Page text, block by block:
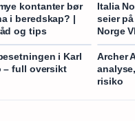
kontanter bør
i beredskap? |
og tips
Italia
seier
Norge
i Karl
– full oversikt
Archer
risiko